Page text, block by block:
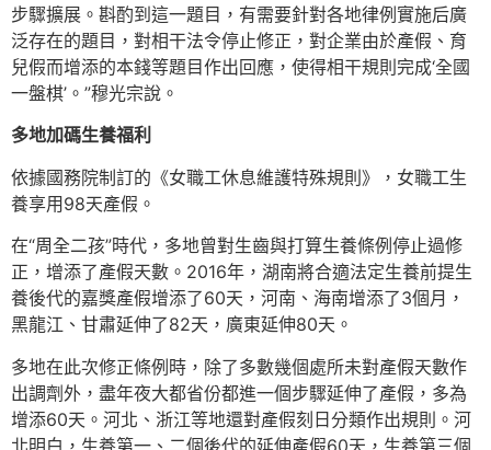
步驟擴展。斟酌到這一題目，有需要針對各地律例實施后廣
泛存在的題目，對相干法令停止修正，對企業由於產假、育
兒假而增添的本錢等題目作出回應，使得相干規則完成‘全國
一盤棋’。”穆光宗說。
多地加碼生養福利
依據國務院制訂的《女職工休息維護特殊規則》，女職工生
養享用98天產假。
在“周全二孩”時代，多地曾對生齒與打算生養條例停止過修
正，增添了產假天數。2016年，湖南將合適法定生養前提生
養後代的嘉獎產假增添了60天，河南、海南增添了3個月，
黑龍江、甘肅延伸了82天，廣東延伸80天。
多地在此次修正條例時，除了多數幾個處所未對產假天數作
出調劑外，盡年夜大都省份都進一個步驟延伸了產假，多為
增添60天。河北、浙江等地還對產假刻日分類作出規則。河
北明白，生養第一、二個後代的延伸產假60天，生養第三個